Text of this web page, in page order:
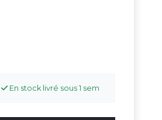
En stock livré sous 1 sem